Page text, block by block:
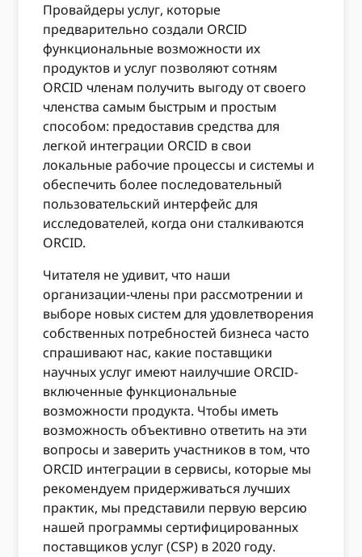
Провайдеры услуг, которые
предварительно создали ORCID
функциональные возможности их
продуктов и услуг позволяют сотням
ORCID членам получить выгоду от своего
членства самым быстрым и простым
способом: предоставив средства для
легкой интеграции ORCID в свои
локальные рабочие процессы и системы и
обеспечить более последовательный
пользовательский интерфейс для
исследователей, когда они сталкиваются
ORCID.
Читателя не удивит, что наши
организации-члены при рассмотрении и
выборе новых систем для удовлетворения
собственных потребностей бизнеса часто
спрашивают нас, какие поставщики
научных услуг имеют наилучшие ORCID-
включенные функциональные
возможности продукта. Чтобы иметь
возможность объективно ответить на эти
вопросы и заверить участников в том, что
ORCID интеграции в сервисы, которые мы
рекомендуем придерживаться лучших
практик, мы представили первую версию
нашей программы сертифицированных
поставщиков услуг (CSP) в 2020 году.